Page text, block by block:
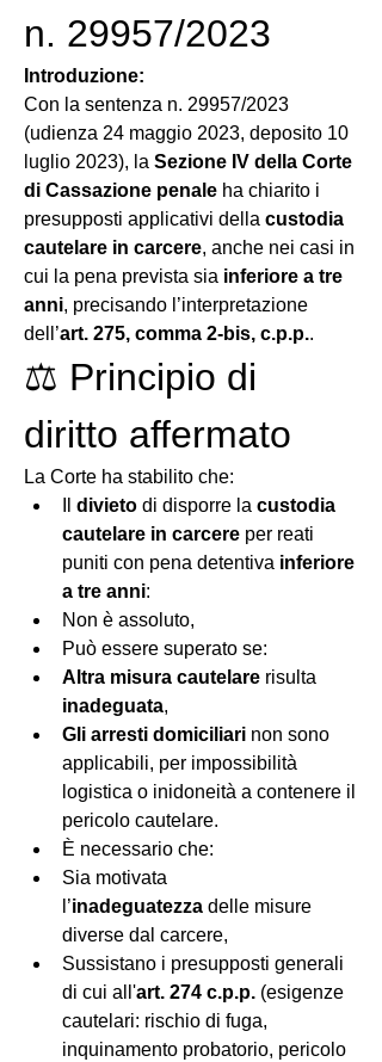
n. 29957/2023
Introduzione:
Con la sentenza n. 29957/2023
(udienza 24 maggio 2023, deposito 10
luglio 2023), la Sezione IV della Corte
di Cassazione penale ha chiarito i
presupposti applicativi della custodia
cautelare in carcere, anche nei casi in
cui la pena prevista sia inferiore a tre
anni, precisando l’interpretazione
dell’art. 275, comma 2-bis, c.p.p..
⚖️ Principio di
diritto affermato
La Corte ha stabilito che:
divieto di disporre la custodia
cautelare in carcere per reati
puniti con pena detentiva inferiore
a tre anni:
Non è assoluto,
Può essere superato se:
Altra misura cautelare
inadeguata,
Gli arresti domiciliari non sono
applicabili, per impossibilità
logistica o inidoneità a contenere il
pericolo cautelare.
È necessario che:
Sia motivata
l’inadeguatezza delle misure
diverse dal carcere,
Sussistano i presupposti generali
di cui all'art. 274 c.p.p. (esigenze
cautelari: rischio di fuga,
inquinamento probatorio, pericolo